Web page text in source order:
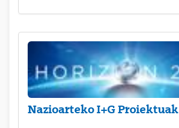
Nazioarteko I+G Proiektuak